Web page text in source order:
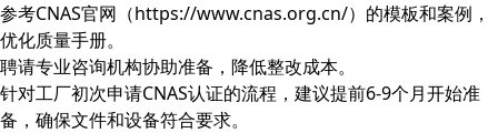
参考CNAS官网（https://www.cnas.org.cn/）的模板和案例，
优化质量手册。
聘请专业咨询机构协助准备，降低整改成本。
针对工厂初次申请CNAS认证的流程，建议提前6-9个月开始准
备，确保文件和设备符合要求。